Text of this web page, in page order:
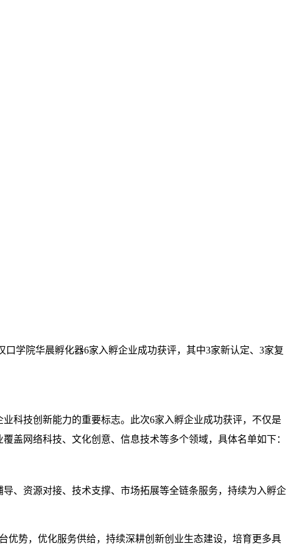
学院华晨孵化器6家入孵企业成功获评，其中3家新认定、3家复
科技创新能力的重要标志。此次6家入孵企业成功获评，不仅是
盖网络科技、文化创意、信息技术等多个领域，具体名单如下：
、资源对接、技术支撑、市场拓展等全链条服务，持续为入孵企
优势，优化服务供给，持续深耕创新创业生态建设，培育更多具